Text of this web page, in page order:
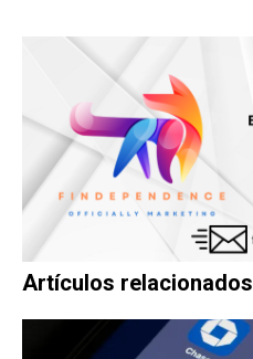
Artículos relacionados